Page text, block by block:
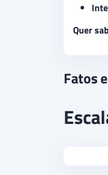
Quer
Fatos